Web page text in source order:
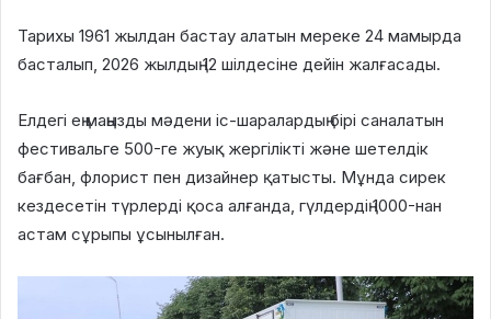
Тарихы 1961 жылдан бастау алатын мереке 24 мамырда
басталып, 2026 жылдың 12 шілдесіне дейін жалғасады.
Елдегі ең маңызды мәдени іс-шаралардың бірі саналатын
фестивальге 500-ге жуық жергілікті және шетелдік
бағбан, флорист пен дизайнер қатысты. Мұнда сирек
кездесетін түрлерді қоса алғанда, гүлдердің 1000-нан
астам сұрыпы ұсынылған.